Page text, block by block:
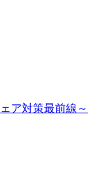
ア対策最前線～